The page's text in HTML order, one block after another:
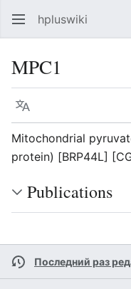
hpluswiki
MPC1
Язык
Mitochondrial
protein) [BRP44L]
Publications
Последний раз